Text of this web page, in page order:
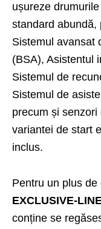
ușureze
standard abundă,
Sistemul avansat
(BSA), Asistentul
Sistemul de
Sistemul de
precum și senzori
variantei de start
inclus.
Pentru un plus de
EXCLUSIVE-
conține se